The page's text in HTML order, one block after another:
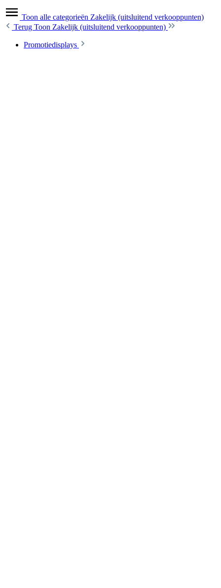
Toon alle categorieën Zakelijk (uitsluitend verkooppunten)
Terug Toon Zakelijk (uitsluitend verkooppunten)
Promotiedisplays